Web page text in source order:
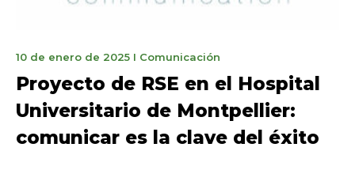
10 de enero de 20253
marzo
de
I Comunicación
Proyecto de RSE en el Hospital
Universitario de Montpellier:
comunicar es la clave del éxito